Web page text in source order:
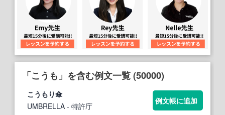
「こうも」を含む例文一覧 (50000)
こうも り傘
UMBRELLA - 特許庁
例文帳に追加